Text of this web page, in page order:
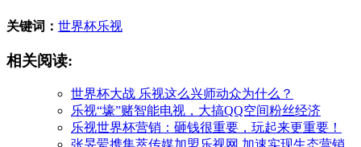
关键词： 世界杯乐视
相关阅读:
世界杯大战 乐视这么兴师动众为什么？
乐视“壕”赌智能电视，大搞QQ空间粉丝经济
乐视世界杯营销：砸钱很重要，玩起来更重要！